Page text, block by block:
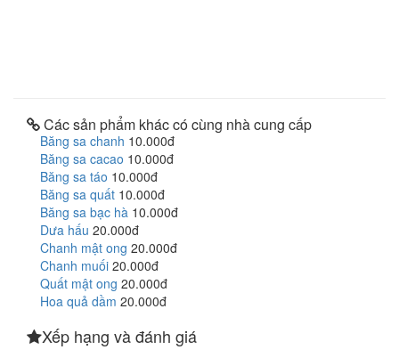
Các sản phẩm khác có cùng nhà cung cấp
Băng sa chanh 10.000đ
Băng sa cacao 10.000đ
Băng sa táo 10.000đ
Băng sa quất 10.000đ
Băng sa bạc hà 10.000đ
Dưa hấu 20.000đ
Chanh mật ong 20.000đ
Chanh muối 20.000đ
Quất mật ong 20.000đ
Hoa quả dầm 20.000đ
Xếp hạng và đánh giá